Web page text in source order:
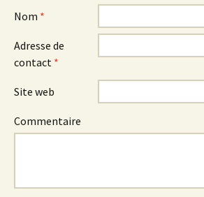
Nom *
Adresse de
contact *
Site web
Commentaire